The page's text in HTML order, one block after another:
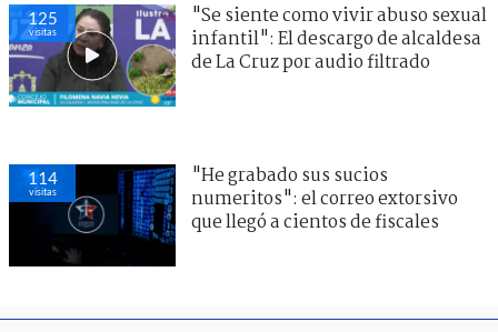
125
visitas
"Se siente como vivir abuso sexual
infantil": El descargo de alcaldesa
de La Cruz por audio filtrado
114
visitas
"He grabado sus sucios
numeritos": el correo extorsivo
que llegó a cientos de fiscales